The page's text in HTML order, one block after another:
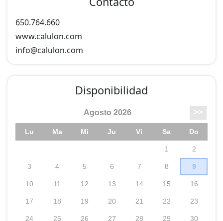
en la planta baja y otros muchos espacios que la
rodean.
LA VEIGA EL MOLIN: 4-6 plazas
650.764.660
www.calulon.com
info@calulon.com
Disponibilidad